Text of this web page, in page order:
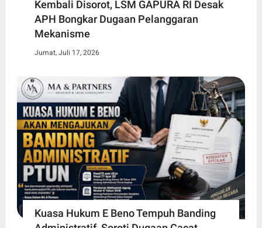
Kembali Disorot, LSM GAPURA RI Desak
APH Bongkar Dugaan Pelanggaran
Mekanisme
Jumat, Juli 17, 2026
Kuasa Hukum E Beno Tempuh Banding